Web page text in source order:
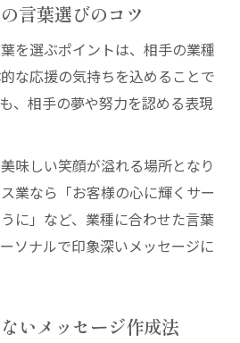
言葉選びのコツ
を選ぶポイントは、相手の業種
な応援の気持ちを込めることで
、相手の夢や努力を認める表現
味しい笑顔が溢れる場所となり
業なら「お客様の心に輝くサー
に」など、業種に合わせた言葉
ソナルで印象深いメッセージに
いメッセージ作成法